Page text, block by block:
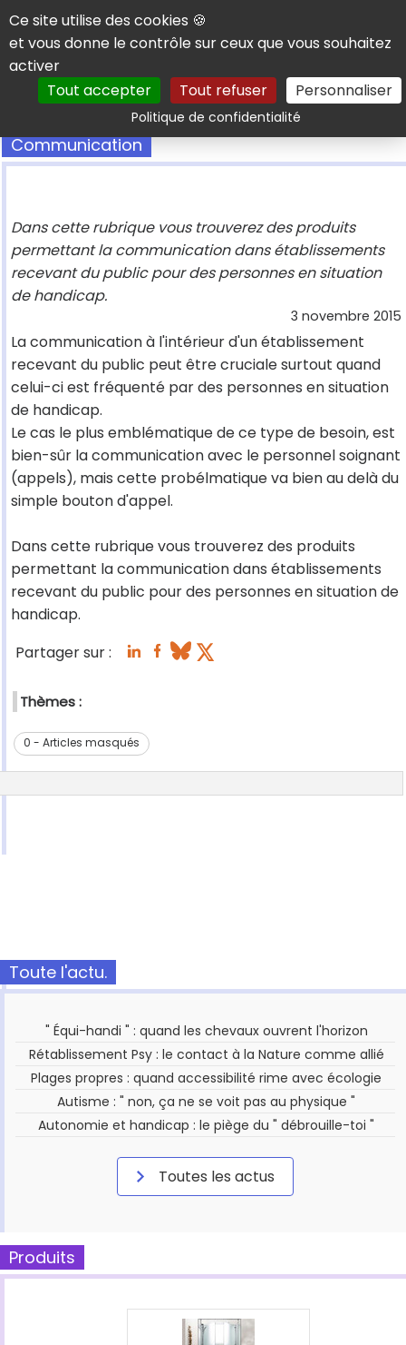
Panneau de gestion des cookies
Ce site utilise des cookies 🍪
et vous donne le contrôle sur ceux que vous souhaitez
activer
Tout accepter
Tout refuser Personnaliser
Politique de confidentialitéRechercher
Communication
Dans cette rubrique vous trouverez des produits
permettant la communication dans établissements
recevant du public pour des personnes en situation
de handicap.
3 novembre 2015
La communication à l'intérieur d'un établissement
recevant du public peut être cruciale surtout quand
celui-ci est fréquenté par des personnes en situation
de handicap.
Le cas le plus emblématique de ce type de besoin, est
bien-sûr la communication avec le personnel soignant
(appels), mais cette probélmatique va bien au delà du
simple bouton d'appel.
Dans cette rubrique vous trouverez des produits
permettant la communication dans établissements
recevant du public pour des personnes en situation de
handicap.
Partager sur :
Thèmes :
0 - Articles masqués
Toute l'actu.
" Équi-handi " : quand les chevaux ouvrent l'horizon
Rétablissement Psy : le contact à la Nature comme allié
Plages propres : quand accessibilité rime avec écologie
Autisme : " non, ça ne se voit pas au physique "
Autonomie et handicap : le piège du " débrouille-toi "
Toutes les actus
Produits